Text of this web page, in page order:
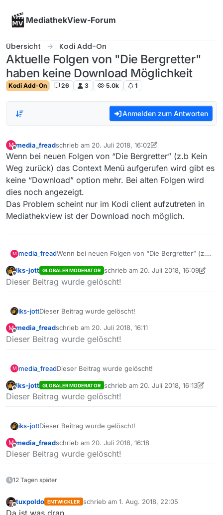
MediathekView-Forum
Übersicht Kodi Add-On
Aktuelle Folgen von "Die Bergretter"
haben keine Download Möglichkeit
Kodi Add-On 26 3 5.0k 1
Anmelden zum Antworten
M
Offline
media_freadschrieb am 20. Juli 2018, 16:02
zuletzt editiert von media_fread
Wenn bei neuen Folgen von “Die Bergretter” (z.b Kein
Weg zurück) das Context Menü aufgerufen wird gibt es
keine “Download” option mehr. Bei alten Folgen wird
dies noch angezeigt.
Das Problem scheint nur im Kodi client aufzutreten in
Mediathekview ist der Download noch möglich.
M media_freadWenn bei neuen Folgen von “Die Bergretter” (z.b
wird gibt es keine “Download” option mehr. Bei
alten Folgen wird dies noch angezeigt.
noch möglich.
Offline
iks-jott GLOBALER MODERATOR schrieb am 20. Juli 2018, 16:09
zuletzt editiert von iks-jott
Dieser Beitrag wurde gelöscht!
iks-jottDieser Beitrag wurde gelöscht!
M
Offline
media_freadschrieb am 20. Juli 2018, 16:11
zuletzt editiert von
Dieser Beitrag wurde gelöscht!
M media_freadDieser Beitrag wurde gelöscht!
Offline
iks-jott GLOBALER MODERATOR schrieb am 20. Juli 2018, 16:13
zuletzt editiert von iks-jott
Dieser Beitrag wurde gelöscht!
iks-jottDieser Beitrag wurde gelöscht!
M
Offline
media_freadschrieb am 20. Juli 2018, 16:18
zuletzt editiert von
Dieser Beitrag wurde gelöscht!
12 Tagen später
Offline
tuxpoldo ENTWICKLER schrieb am 1. Aug. 2018, 22:05
zuletzt editiert von
Da ist was dran…